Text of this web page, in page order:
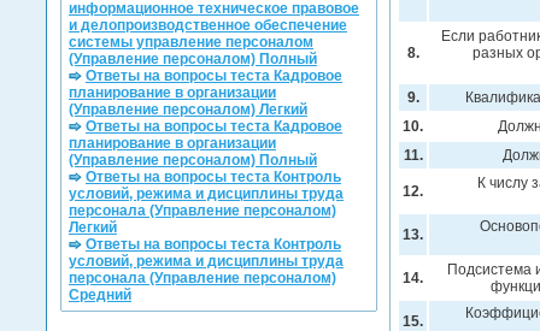
8.
Если
разных
9.
10.
11.
12. К числу
13.
14.
Подсистема
15.
информационное техническое правовое
и делопроизводственное обеспечение
системы управление персоналом
(Управление персоналом) Полный
Ответы на вопросы теста Кадровое
планирование в организации
(Управление персоналом) Легкий
Ответы на вопросы теста Кадровое
планирование в организации
(Управление персоналом) Полный
Ответы на вопросы теста Контроль
условий, режима и дисциплины труда
персонала (Управление персоналом)
Легкий
Ответы на вопросы теста Контроль
условий, режима и дисциплины труда
персонала (Управление персоналом)
Средний